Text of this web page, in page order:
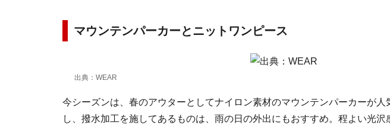
マウンテンパーカーとニットワンピース
出典：WEAR
今シーズンは、春のアウターとしてナイロン素材のマウンテンパーカーが人
し、撥水加工を施してあるものは、雨の日の外出にもおすすめ。程よい光沢